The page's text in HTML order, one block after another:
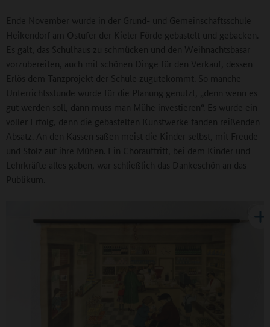
Ende November wurde in der Grund- und Gemeinschaftsschule
Heikendorf am Ostufer der Kieler Förde gebastelt und gebacken.
Es galt, das Schulhaus zu schmücken und den Weihnachtsbasar
vorzubereiten, auch mit schönen Dinge für den Verkauf, dessen
Erlös dem Tanzprojekt der Schule zugutekommt. So manche
Unterrichtsstunde wurde für die Planung genutzt, „denn wenn es
gut werden soll, dann muss man Mühe investieren“. Es wurde ein
voller Erfolg, denn die gebastelten Kunstwerke fanden reißenden
Absatz. An den Kassen saßen meist die Kinder selbst, mit Freude
und Stolz auf ihre Mühen. Ein Chorauftritt, bei dem Kinder und
Lehrkräfte alles gaben, war schließlich das Dankeschön an das
Publikum.